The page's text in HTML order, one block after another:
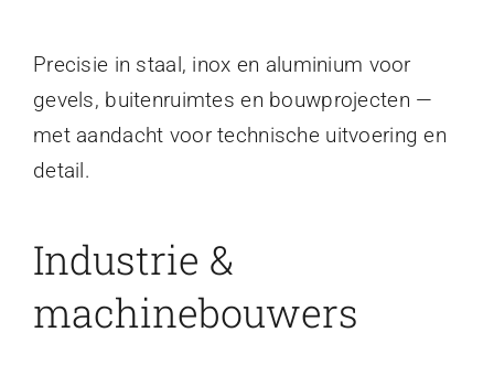
Precisie in staal, inox en aluminium voor
gevels, buitenruimtes en bouwprojecten —
met aandacht voor technische uitvoering en
detail.
Industrie &
machinebouwers